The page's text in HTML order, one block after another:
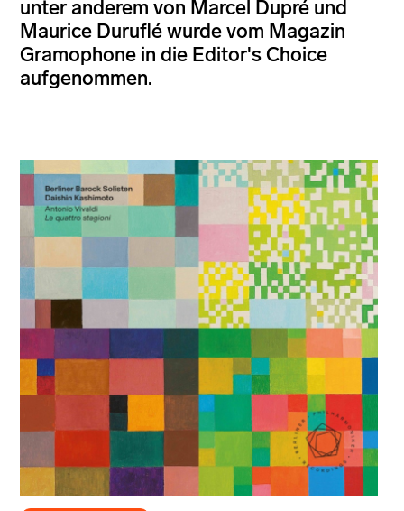
unter anderem von Marcel Dupré und
Maurice Duruflé wurde vom Magazin
Gramophone in die Editor's Choice
aufgenommen.